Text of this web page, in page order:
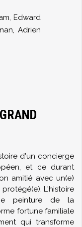
, Edward
,Adrien
d'un concierge
et ce durant
amitié avec un(e)
L'histoire
peinture de la
fortune familiale
qui transforme